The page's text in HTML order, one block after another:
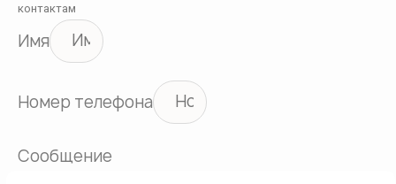
контактам
Имя
Номер телефона
Сообщение